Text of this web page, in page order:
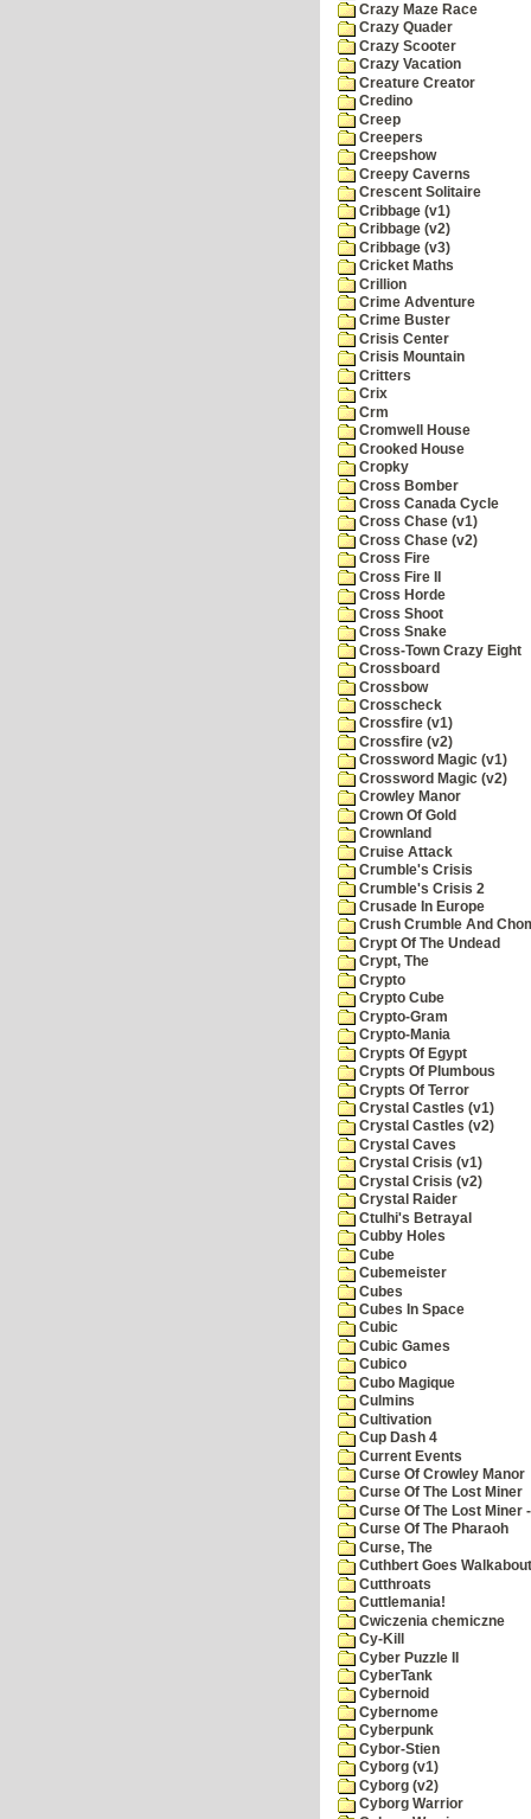
Crazy Maze Race
Crazy Quader
Crazy Scooter
Crazy Vacation
Creature Creator
Credino
Creep
Creepers
Creepshow
Creepy Caverns
Crescent Solitaire
Cribbage (v1)
Cribbage (v2)
Cribbage (v3)
Cricket Maths
Crillion
Crime Adventure
Crime Buster
Crisis Center
Crisis Mountain
Critters
Crix
Crm
Cromwell House
Crooked House
Cropky
Cross Bomber
Cross Canada Cycle
Cross Chase (v1)
Cross Chase (v2)
Cross Fire
Cross Fire II
Cross Horde
Cross Shoot
Cross Snake
Cross-Town Crazy Eight
Crossboard
Crossbow
Crosscheck
Crossfire (v1)
Crossfire (v2)
Crossword Magic (v1)
Crossword Magic (v2)
Crowley Manor
Crown Of Gold
Crownland
Cruise Attack
Crumble's Crisis
Crumble's Crisis 2
Crusade In Europe
Crush Crumble And
Crypt Of The Undead
Crypt, The
Crypto
Crypto Cube
Crypto-Gram
Crypto-Mania
Crypts Of Egypt
Crypts Of Plumbous
Crypts Of Terror
Crystal Castles (v1)
Crystal Castles (v2)
Crystal Caves
Crystal Crisis (v1)
Crystal Crisis (v2)
Crystal Raider
Ctulhi's Betrayal
Cubby Holes
Cube
Cubemeister
Cubes
Cubes In Space
Cubic
Cubic Games
Cubico
Cubo Magique
Culmins
Cultivation
Cup Dash 4
Current Events
Curse Of Crowley Manor
Curse Of The Lost Miner
Curse Of The Lost Miner
Curse Of The Pharaoh
Curse, The
Cuthbert Goes Walkabout
Cutthroats
Cuttlemania!
Cwiczenia chemiczne
Cy-Kill
Cyber Puzzle II
CyberTank
Cybernoid
Cybernome
Cyberpunk
Cybor-Stien
Cyborg (v1)
Cyborg (v2)
Cyborg Warrior